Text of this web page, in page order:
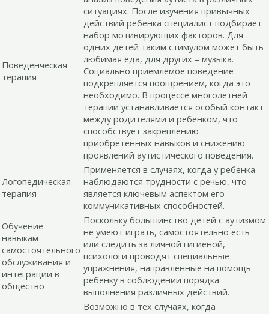
Поведенческая
терапия
ситуациях. После изучения привычных
действий ребенка специалист подбирает
набор мотивирующих факторов. Для
одних детей таким стимулом может быть
любимая еда, для других – музыка.
Социально приемлемое поведение
подкрепляется поощрением, когда это
необходимо. В процессе многолетней
терапии устанавливается особый контакт
между родителями и ребенком, что
способствует закреплению
приобретенных навыков и снижению
проявлений аутистического поведения.
Логопедическая
терапия
Применяется в случаях, когда у ребенка
наблюдаются трудности с речью, что
является ключевым аспектом его
коммуникативных способностей.
Обучение
навыкам
самостоятельного
обслуживания и
интеграции в
общество
Поскольку большинство детей с аутизмом
не умеют играть, самостоятельно есть
или следить за личной гигиеной,
психологи проводят специальные
упражнения, направленные на помощь
ребенку в соблюдении порядка
выполнения различных действий.
Возможно в тех случаях, когда